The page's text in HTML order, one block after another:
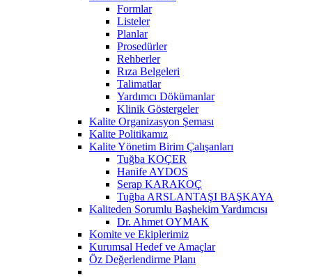
Formlar
Listeler
Planlar
Prosedürler
Rehberler
Rıza Belgeleri
Talimatlar
Yardımcı Dökümanlar
Klinik Göstergeler
Kalite Organizasyon Şeması
Kalite Politikamız
Kalite Yönetim Birim Çalışanları
Tuğba KOÇER
Hanife AYDOS
Serap KARAKOÇ
Tuğba ARSLANTAŞI BAŞKAYA
Kaliteden Sorumlu Başhekim Yardımcısı
Dr. Ahmet OYMAK
Komite ve Ekiplerimiz
Kurumsal Hedef ve Amaçlar
Öz Değerlendirme Planı